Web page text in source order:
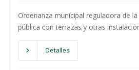
Ordenanza municipal reguladora de
pública con terrazas y otras
Detalles